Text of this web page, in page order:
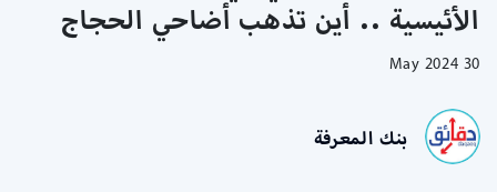
الأئيسية .. أين تذهب أضاحي الحجاج
30 May 2024
بنك المعرفة